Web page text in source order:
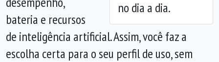
no dia a dia.
bateria e recursos
de inteligência artificial. Assim, você faz a
escolha certa para o seu perfil de uso, sem